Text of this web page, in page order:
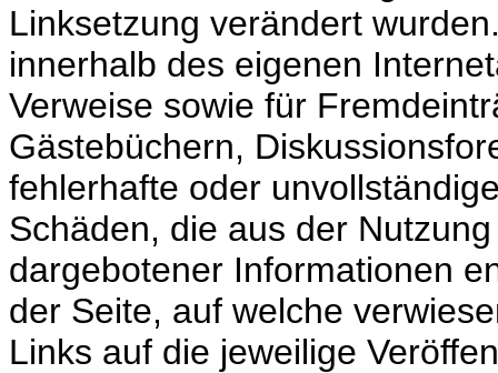
Linksetzung verändert
innerhalb des eigenen
Verweise sowie für
Gästebüchern,
fehlerhafte oder
Schäden, die aus der
dargebotener Informationen
der Seite, auf welche
Links auf die jeweilige